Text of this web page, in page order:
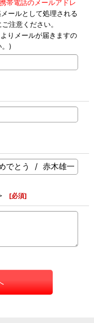
帯電話のメールアドレ
ールとして処理される
注意ください。
りメールが届きますの
。)
[必須]